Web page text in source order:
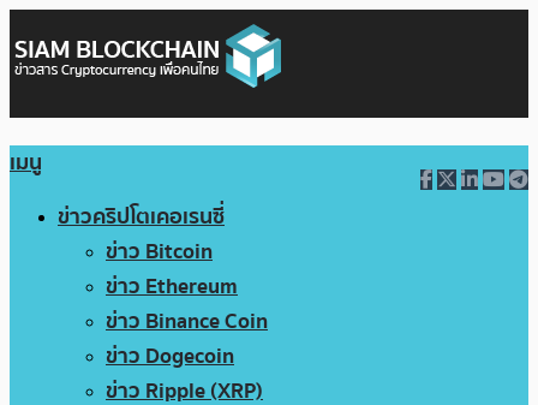
เมนู
ข่าวคริปโตเคอเรนซี่
ข่าว Bitcoin
ข่าว Ethereum
ข่าว Binance Coin
ข่าว Dogecoin
ข่าว Ripple (XRP)